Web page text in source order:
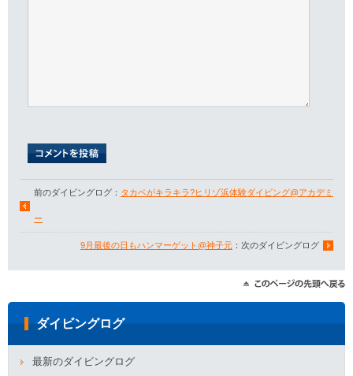
前のダイビングログ： タカベがキラキラ?ヒリゾ浜体験ダイビング@アカデミ
ー
9月最後の日もハンマーゲット@神子元 ：次のダイビングログ
ダイビングログ
最新のダイビングログ